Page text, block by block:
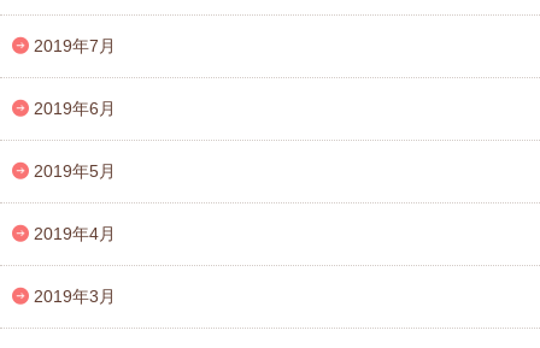
2019年7月
2019年6月
2019年5月
2019年4月
2019年3月